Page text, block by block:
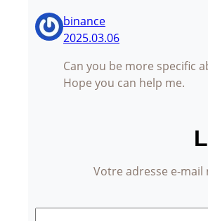
binance
2025.03.06
Can you be more specific
Hope you can help me.
Votre adresse e-mail